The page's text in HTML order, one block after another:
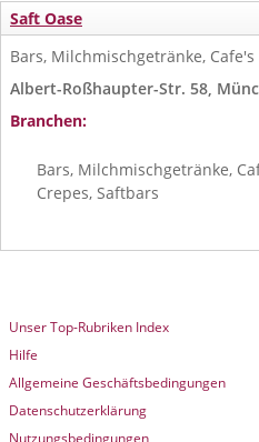
Saft Oase
Bars, Milchmischgetränke, Cafe's
Albert-Roßhaupter-Str. 58,
Branchen:
Bars, Milchmischgetränke,
Crepes, Saftbars
Unser Top-Rubriken Index
Hilfe
Allgemeine Geschäftsbedingungen
Datenschutzerklärung
Nutzungsbedingungen